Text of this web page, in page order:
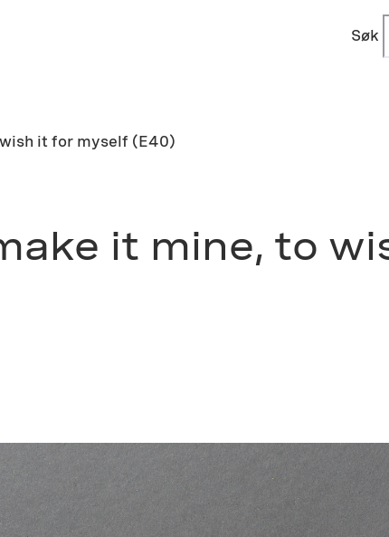
Søk
it for myself (E40)
it mine, to